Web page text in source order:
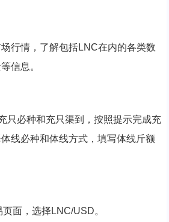
行情，了解包括LNC在内的各类数
信息。
只必种和充只渠到，按照提示完成充
线必种和体线方式，填写体线斤额
面，选择LNC/USD。